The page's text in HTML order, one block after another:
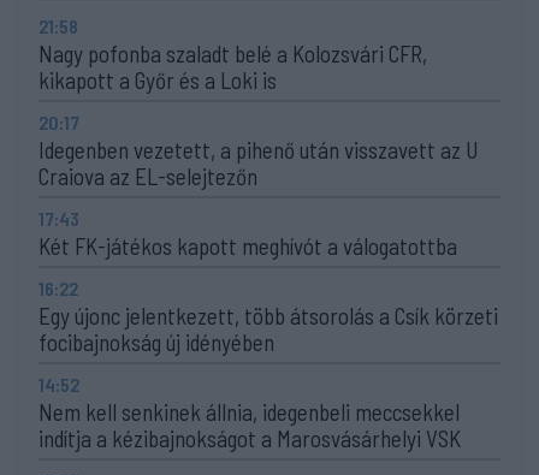
21:58
Nagy pofonba szaladt belé a Kolozsvári CFR,
kikapott a Győr és a Loki is
20:17
Idegenben vezetett, a pihenő után visszavett az U
Craiova az EL-selejtezőn
17:43
Két FK-játékos kapott meghívót a válogatottba
16:22
Egy újonc jelentkezett, több átsorolás a Csík körzeti
focibajnokság új idényében
14:52
Nem kell senkinek állnia, idegenbeli meccsekkel
indítja a kézibajnokságot a Marosvásárhelyi VSK